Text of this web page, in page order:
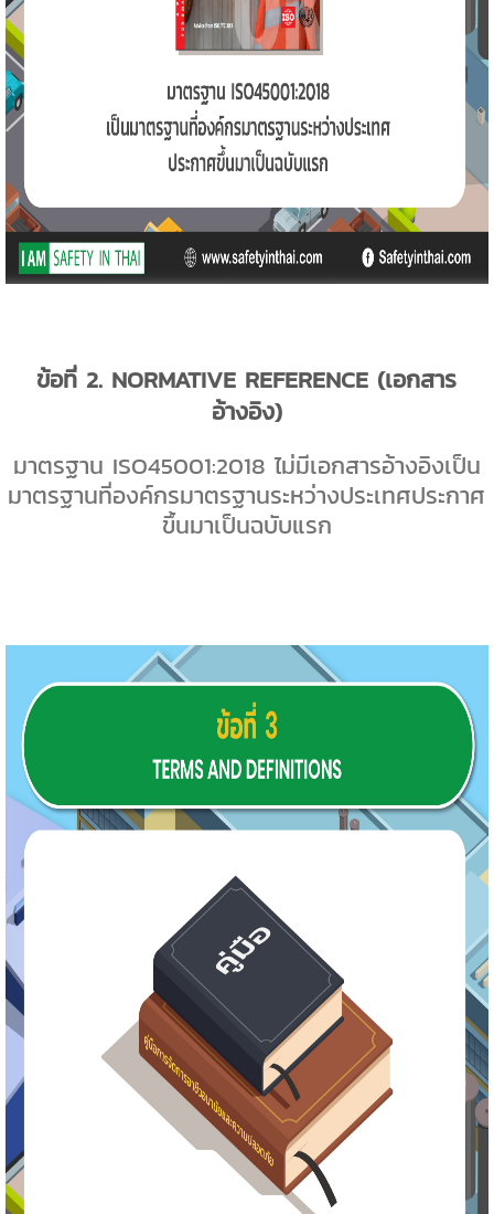
ข้อที่ 2. NORMATIVE REFERENCE (เอกสาร
อ้างอิง)
มาตรฐาน ISO45001:2018 ไม่มีเอกสารอ้างอิงเป็น
มาตรฐานที่องค์กรมาตรฐานระหว่างประเทศประกาศ
ขึ้นมาเป็นฉบับแรก